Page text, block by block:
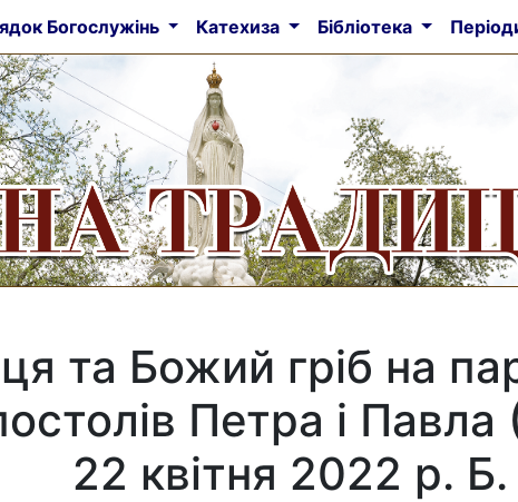
Богослужінь Катехиза Бібліотека
та Божий гріб на
Петра і Павла
22 квітня 2022 р. Б.